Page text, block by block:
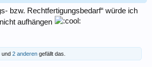
bzw. Rechtfertigungsbedarf“ würde ich
aufhängen
und 2 anderen gefällt das.